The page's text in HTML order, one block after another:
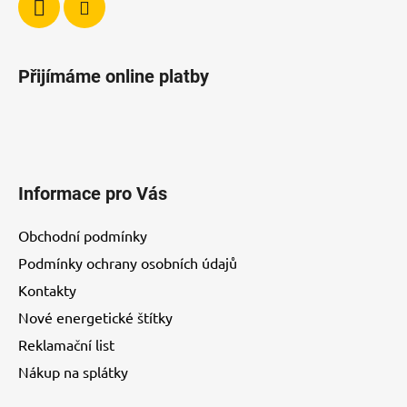
Přijímáme online platby
Informace pro Vás
Obchodní podmínky
Podmínky ochrany osobních údajů
Kontakty
Nové energetické štítky
Reklamační list
Nákup na splátky